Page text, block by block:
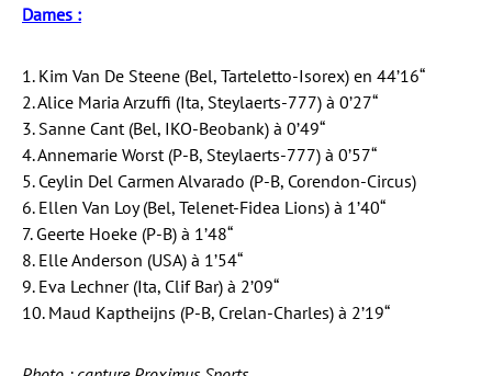
Dames :
1. Kim Van De Steene (Bel, Tarteletto-Isorex) en 44’16“
2. Alice Maria Arzuffi (Ita, Steylaerts-777) à 0’27“
3. Sanne Cant (Bel, IKO-Beobank) à 0’49“
4. Annemarie Worst (P-B, Steylaerts-777) à 0’57“
5. Ceylin Del Carmen Alvarado (P-B, Corendon-Circus)
6. Ellen Van Loy (Bel, Telenet-Fidea Lions) à 1’40“
7. Geerte Hoeke (P-B) à 1’48“
8. Elle Anderson (USA) à 1’54“
9. Eva Lechner (Ita, Clif Bar) à 2’09“
10. Maud Kaptheijns (P-B, Crelan-Charles) à 2’19“